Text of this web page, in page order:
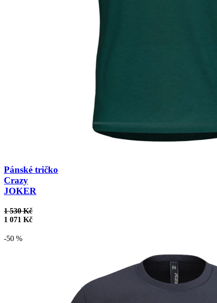
Pánské tričko
Crazy
JOKER
1 530 Kč
1 071 Kč
-50 %